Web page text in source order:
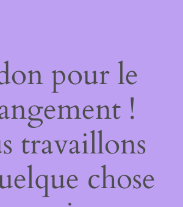
pour le
!
travaillons
chose